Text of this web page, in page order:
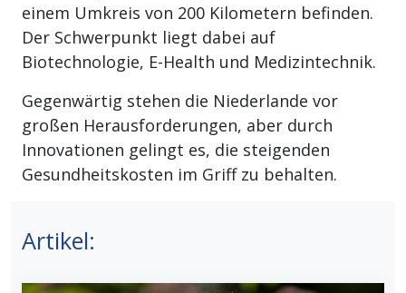
einem Umkreis von 200 Kilometern befinden.
Der Schwerpunkt liegt dabei auf
Biotechnologie, E-Health und Medizintechnik.
Gegenwärtig stehen die Niederlande vor
großen Herausforderungen, aber durch
Innovationen gelingt es, die steigenden
Gesundheitskosten im Griff zu behalten.
Artikel: